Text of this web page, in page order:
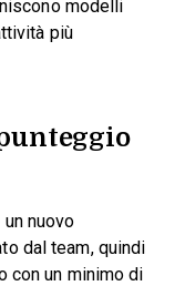
modelli
più
nuovo
dal team, quindi
con un minimo di